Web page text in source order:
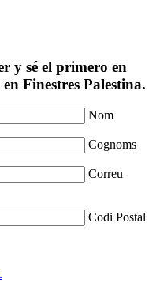
y sé el primero en
Finestres Palestina.
Nom
Cognoms
Correu
Codi Postal